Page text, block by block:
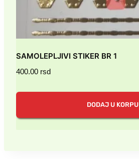
SAMOLEPLJIVI STIKER BR 1
400.00 rsd
DODAJ U KORPU